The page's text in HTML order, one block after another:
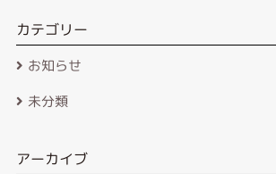
カテゴリー
お知らせ
未分類
アーカイブ